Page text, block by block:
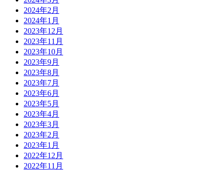
2024年2月
2024年1月
2023年12月
2023年11月
2023年10月
2023年9月
2023年8月
2023年7月
2023年6月
2023年5月
2023年4月
2023年3月
2023年2月
2023年1月
2022年12月
2022年11月